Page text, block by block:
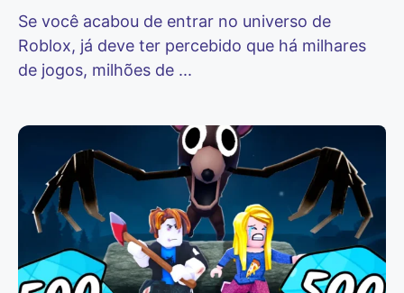
Se você acabou de entrar no universo de
Roblox, já deve ter percebido que há milhares
de jogos, milhões de ...